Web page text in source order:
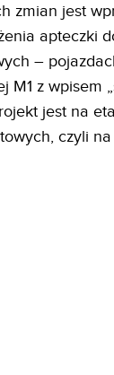
zmian jest
apteczki
–
M1 z wpisem
jest na
czyli